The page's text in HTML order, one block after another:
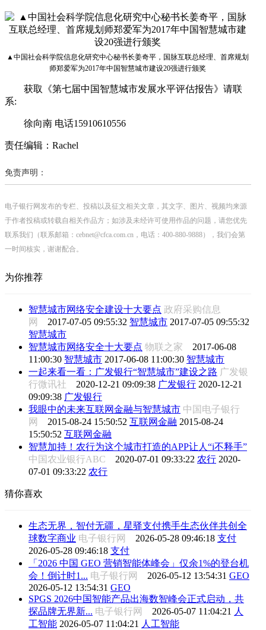
▲中国社会科学院信息化研究中心秘书长姜奇平，国脉互联总经理、首席规划
师郑爱军为2017年中国智慧城市建设20强进行颁奖
获取《第七届中国智慧城市发展水平评估报告》请联
系:
徐向南 电话15910610556
责任编辑：Rachel
免责声明：
电子银行网发布的专栏、投稿以及征文相关文章，其文字、图片、视频均来源
于作者投稿或转载自相关作品方；如涉及未经许可使用作品的问题，请您优先
联系我们（联系邮箱：cebnet@cfca.com.cn，电话：400-880-9888），我们会第
一时间核实，谢谢配合。
为你推荐
智慧城市网络安全建设十大要点 政府采购信息
网 2017-07-05 09:55:32 智慧城市 2017-07-05 09:55:32
智慧城市
智慧城市网络安全十大要点 物联之家 2017-06-08
11:00:30 智慧城市 2017-06-08 11:00:30 智慧城市
一起来看一看：广发银行“智慧城市”建设之路 广发银
行微讯社 2020-12-21 09:09:38 广发银行 2020-12-21
09:09:38 广发银行
我眼中的未来互联网金融与智慧城市 中国电子银行
网 2015-08-24 15:50:52 互联网金融 2015-08-24
15:50:52 互联网金融
智慧加持！农行为这个城市打造的APP让人“i不释手”
中国农业银行ABC 2020-07-01 09:33:22 农行 2020-
07-01 09:33:22 农行
猜你喜欢
生态无界，智付无疆，星驿支付携手生态伙伴共创全
球数字商业 电子银行网 2026-05-28 09:46:18 支付
2026-05-28 09:46:18 支付
「2026 中国 GEO 营销智能体峰会」仅余1%的登台机
会！倒计时1... 电子银行网 2026-05-12 13:54:31 GEO
2026-05-12 13:54:31 GEO
SPGS 2026中国智能产品出海数智峰会正式启动，共
探品牌无界新... 电子银行网 2026-05-07 11:04:21 人
工智能 2026-05-07 11:04:21 人工智能